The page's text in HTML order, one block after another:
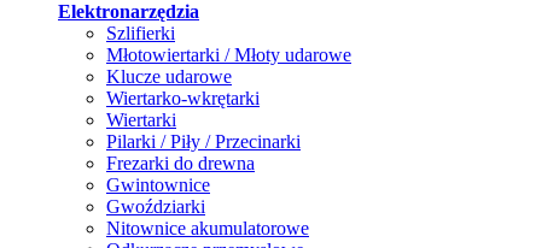
Elektronarzędzia
Szlifierki
Młotowiertarki / Młoty udarowe
Klucze udarowe
Wiertarko-wkrętarki
Wiertarki
Pilarki / Piły / Przecinarki
Frezarki do drewna
Gwintownice
Gwoździarki
Nitownice akumulatorowe